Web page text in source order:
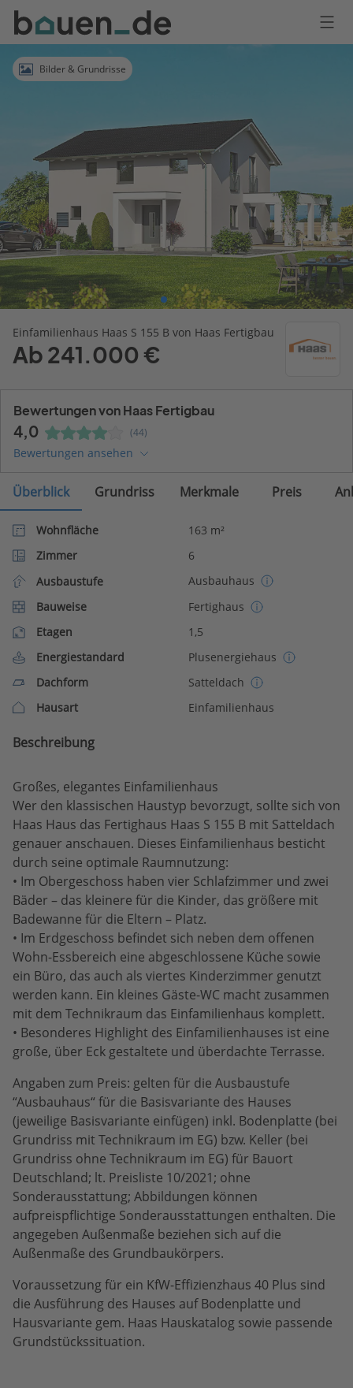
Bauen
Logo
AnmeldenBilder & Grundrisse
Einfamilienhaus Haas S 155 B von Haas Fertigbau
Ab 241.000 €
Bewertungen von Haas Fertigbau
4,0 (44)
Bewertungen ansehen
Überblick Grundriss Merkmale Preis
Wohnfläche
163 m²
Zimmer
6
Ausbaustufe
Ausbauhaus
Bauweise
Fertighaus
Etagen
1,5
Energiestandard
Plusenergiehaus
Dachform
Satteldach
Hausart
Einfamilienhaus
Beschreibung
Großes, elegantes Einfamilienhaus
Wer den klassischen Haustyp bevorzugt, sollte sich von
Haas Haus das Fertighaus Haas S 155 B mit Satteldach
genauer anschauen. Dieses Einfamilienhaus besticht
durch seine optimale Raumnutzung:
• Im Obergeschoss haben vier Schlafzimmer und zwei
Bäder – das kleinere für die Kinder, das größere mit
Badewanne für die Eltern – Platz.
• Im Erdgeschoss befindet sich neben dem offenen
Wohn-Essbereich eine abgeschlossene Küche sowie
ein Büro, das auch als viertes Kinderzimmer genutzt
werden kann. Ein kleines Gäste-WC macht zusammen
mit dem Technikraum das Einfamilienhaus komplett.
• Besonderes Highlight des Einfamilienhauses ist eine
große, über Eck gestaltete und überdachte Terrasse.
Angaben zum Preis: gelten für die Ausbaustufe
“Ausbauhaus“ für die Basisvariante des Hauses
(jeweilige Basisvariante einfügen) inkl. Bodenplatte (bei
Grundriss mit Technikraum im EG) bzw. Keller (bei
Grundriss ohne Technikraum im EG) für Bauort
Deutschland; lt. Preisliste 10/2021; ohne
Sonderausstattung; Abbildungen können
aufpreispflichtige Sonderausstattungen enthalten. Die
angegeben Außenmaße beziehen sich auf die
Außenmaße des Grundbaukörpers.
Voraussetzung für ein KfW-Effizienzhaus 40 Plus sind
die Ausführung des Hauses auf Bodenplatte und
Hausvariante gem. Haas Hauskatalog sowie passende
Grundstückssituation.